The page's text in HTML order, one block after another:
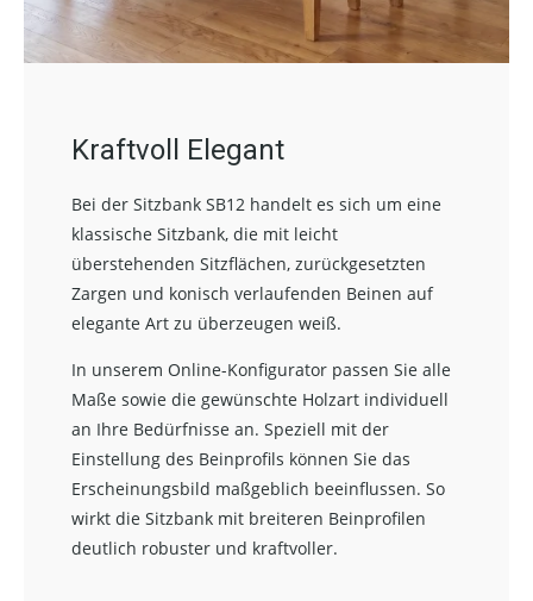
Kraftvoll Elegant
Bei der Sitzbank SB12 handelt es sich um eine
klassische Sitzbank, die mit leicht
überstehenden Sitzflächen, zurückgesetzten
Zargen und konisch verlaufenden Beinen auf
elegante Art zu überzeugen weiß.
In unserem Online-Konfigurator passen Sie alle
Maße sowie die gewünschte Holzart individuell
an Ihre Bedürfnisse an. Speziell mit der
Einstellung des Beinprofils können Sie das
Erscheinungsbild maßgeblich beeinflussen. So
wirkt die Sitzbank mit breiteren Beinprofilen
deutlich robuster und kraftvoller.